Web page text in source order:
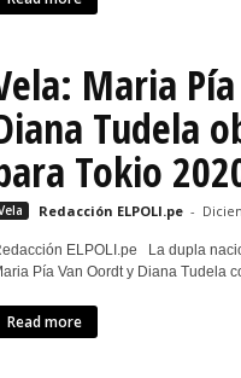
Maria
Tudela
Tokio
Redacción ELPOLI.pe -
ELPOLI.pe La dupla
Pía Van Oordt y Diana Tudela
Read more